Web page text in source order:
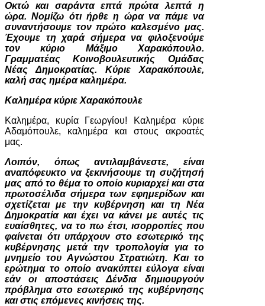
Οκτώ και σαράντα επτά πρώτα λεπτά η
ώρα. Νομίζω ότι ήρθε η ώρα να πάμε να
συναντήσουμε τον πρώτο καλεσμένο μας.
Έχουμε τη χαρά σήμερα να φιλοξενούμε
τον κύριο Μάξιμο Χαρακόπουλο.
Γραμματέας Κοινοβουλευτικής Ομάδας
Νέας Δημοκρατίας. Κύριε Χαρακόπουλε,
καλή σας ημέρα καλημέρα.
Καλημέρα κύριε Χαρακόπουλε
Καλημέρα, κυρία Γεωργίου! Καλημέρα κύριε
Αδαμόπουλε, καλημέρα και στους ακροατές
μας.
Λοιπόν, όπως αντιλαμβάνεστε, είναι
αναπόφευκτο να ξεκινήσουμε τη συζήτησή
μας από το θέμα το οποίο κυριαρχεί και στα
πρωτοσέλιδα σήμερα των εφημερίδων και
σχετίζεται με την κυβέρνηση και τη Νέα
Δημοκρατία και έχει να κάνει με αυτές τις
ευαίσθητες, να το πω έτσι, ισορροπίες που
φαίνεται ότι υπάρχουν στο εσωτερικό της
κυβέρνησης μετά την τροπολογία για το
μνημείο του Αγνώστου Στρατιώτη. Και το
ερώτημα το οποίο ανακύπτει εύλογα είναι
εάν οι αποστάσεις Δένδια δημιουργούν
πρόβλημα στο εσωτερικό της κυβέρνησης
και στις επόμενες κινήσεις της.